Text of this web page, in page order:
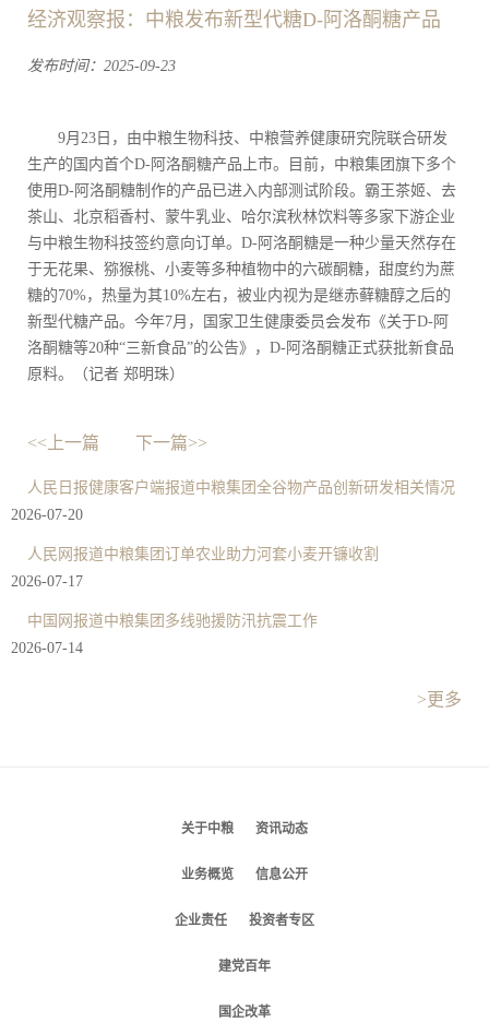
经济观察报：中粮发布新型代糖D-阿洛酮糖产品
发布时间：2025-09-23
9月23日，由中粮生物科技、中粮营养健康研究院联合研发
生产的国内首个D-阿洛酮糖产品上市。目前，中粮集团旗下多个
使用D-阿洛酮糖制作的产品已进入内部测试阶段。霸王茶姬、去
茶山、北京稻香村、蒙牛乳业、哈尔滨秋林饮料等多家下游企业
与中粮生物科技签约意向订单。D-阿洛酮糖是一种少量天然存在
于无花果、猕猴桃、小麦等多种植物中的六碳酮糖，甜度约为蔗
糖的70%，热量为其10%左右，被业内视为是继赤藓糖醇之后的
新型代糖产品。今年7月，国家卫生健康委员会发布《关于D-阿
洛酮糖等20种“三新食品”的公告》，D-阿洛酮糖正式获批新食品
原料。（记者 郑明珠）
<<上一篇 下一篇>>
人民日报健康客户端报道中粮集团全谷物产品创新研发相关情况
2026-07-20
人民网报道中粮集团订单农业助力河套小麦开镰收割
2026-07-17
中国网报道中粮集团多线驰援防汛抗震工作
2026-07-14
>更多
关于中粮 资讯动态
业务概览 信息公开
企业责任 投资者专区
建党百年
国企改革